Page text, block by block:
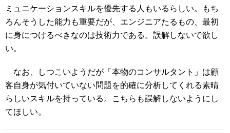
ミュニケーションスキルを優先する人もいるらしい。もち
ろんそうした能力も重要だが、エンジニアたるもの、最初
に身につけるべきなのは技術力である。誤解しないで欲し
い。
なお、しつこいようだが「本物のコンサルタント」は顧
客自身が気付いていない問題を的確に分析してくれる素晴
らしいスキルを持っている。こちらも誤解しないようにし
てほしい。